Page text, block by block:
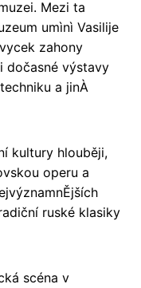
Mezi ta
umìnì Vasilije
zahony
dočasné výstavy
a jinÀ
kultury hlouběji,
operu a
ruské klasiky
scéna v